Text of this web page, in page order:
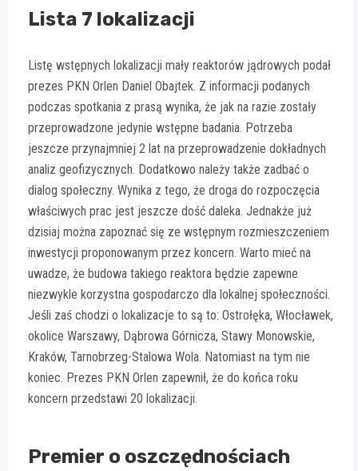
Lista 7 lokalizacji
Listę wstępnych lokalizacji mały reaktorów jądrowych podał
prezes PKN Orlen Daniel Obajtek. Z informacji podanych
podczas spotkania z prasą wynika, że jak na razie zostały
przeprowadzone jedynie wstępne badania. Potrzeba
jeszcze przynajmniej 2 lat na przeprowadzenie dokładnych
analiz geofizycznych. Dodatkowo należy także zadbać o
dialog społeczny. Wynika z tego, że droga do rozpoczęcia
właściwych prac jest jeszcze dość daleka. Jednakże już
dzisiaj można zapoznać się ze wstępnym rozmieszczeniem
inwestycji proponowanym przez koncern. Warto mieć na
uwadze, że budowa takiego reaktora będzie zapewne
niezwykle korzystna gospodarczo dla lokalnej społeczności.
Jeśli zaś chodzi o lokalizacje to są to: Ostrołęka, Włocławek,
okolice Warszawy, Dąbrowa Górnicza, Stawy Monowskie,
Kraków, Tarnobrzeg-Stalowa Wola. Natomiast na tym nie
koniec. Prezes PKN Orlen zapewnił, że do końca roku
koncern przedstawi 20 lokalizacji.
Premier o oszczędnościach